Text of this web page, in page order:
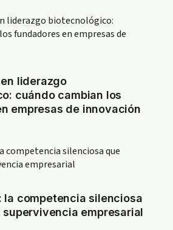
liderazgo
cuándo cambian los
empresas de innovación
la competencia silenciosa
empresarial